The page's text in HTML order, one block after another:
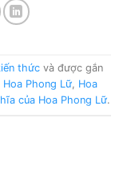
thứcvà được gắn
Hoa Phong Lữ, Hoa
của Hoa Phong Lữ.